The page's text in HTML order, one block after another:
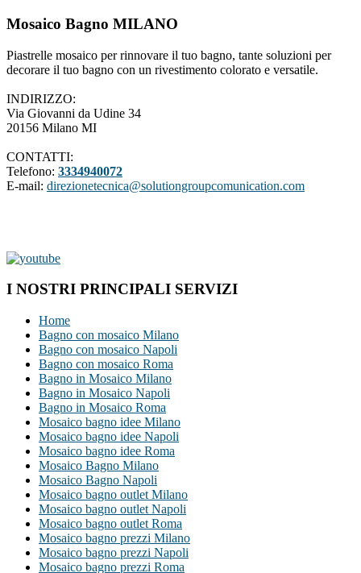
Mosaico Bagno MILANO
Piastrelle mosaico per rinnovare il tuo bagno, tante soluzioni per
decorare il tuo bagno con un rivestimento colorato e versatile.
INDIRIZZO:
Via Giovanni da Udine 34
20156 Milano MI
CONTATTI:
Telefono: 3334940072
E-mail: direzionetecnica@solutiongroupcomunication.com
I NOSTRI PRINCIPALI SERVIZI
Home
Bagno con mosaico Milano
Bagno con mosaico Napoli
Bagno con mosaico Roma
Bagno in Mosaico Milano
Bagno in Mosaico Napoli
Bagno in Mosaico Roma
Mosaico bagno idee Milano
Mosaico bagno idee Napoli
Mosaico bagno idee Roma
Mosaico Bagno Milano
Mosaico Bagno Napoli
Mosaico bagno outlet Milano
Mosaico bagno outlet Napoli
Mosaico bagno outlet Roma
Mosaico bagno prezzi Milano
Mosaico bagno prezzi Napoli
Mosaico bagno prezzi Roma